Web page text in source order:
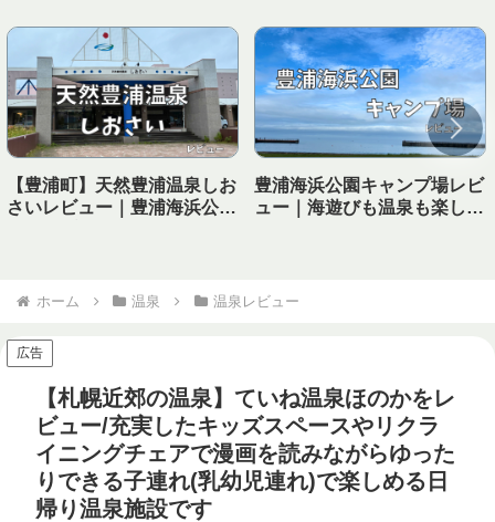
【豊浦町】天然豊浦温泉しお
さいレビュー｜豊浦海浜公園
豊浦海浜公園キャンプ場レビ
ュー｜海遊びも温泉も楽しめ
ホーム 温泉 温泉レビュー
広告
【札幌近郊の温泉】ていね温泉ほのかをレ
ビュー/充実したキッズスペースやリクラ
イニングチェアで漫画を読みながらゆった
りできる子連れ(乳幼児連れ)で楽しめる日
帰り温泉施設です